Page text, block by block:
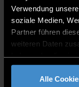
Verwendung
soziale Medien,
Partner führen
weiteren Daten
gesammelt haben.
Alle
0991/3615-